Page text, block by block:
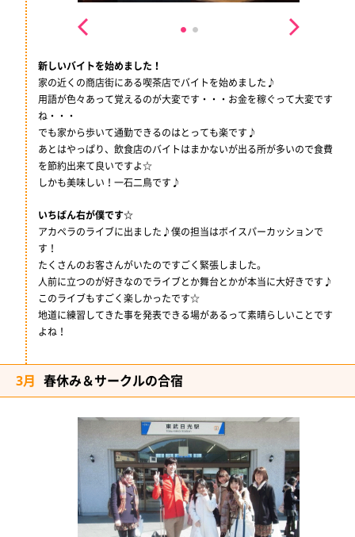
新しいバイトを始めました！
家の近くの商店街にある喫茶店でバイトを始めました♪
用語が色々あって覚えるのが大変です・・・お金を稼ぐって大変です
ね・・・
でも家から歩いて通勤できるのはとっても楽です♪
あとはやっぱり、飲食店のバイトはまかないが出る所が多いので食費
を節約出来て良いですよ☆
しかも美味しい！一石二鳥です♪
いちばん右が僕です☆
アカペラのライブに出ました♪僕の担当はボイスパーカッションで
す！
たくさんのお客さんがいたのですごく緊張しました。
人前に立つのが好きなのでライブとか舞台とかが本当に大好きです♪
このライブもすごく楽しかったです☆
地道に練習してきた事を発表できる場があるって素晴らしいことです
よね！
3月 春休み＆サークルの合宿